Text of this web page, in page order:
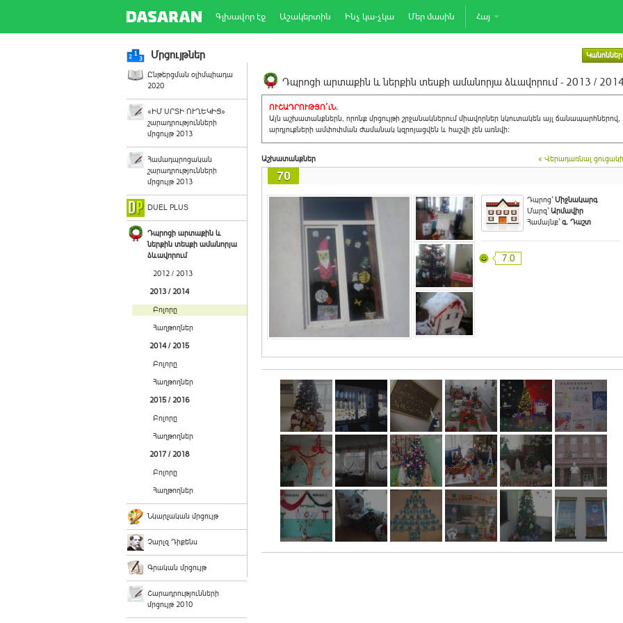
Գլխավոր էջ Աշակերտին Ինչ կա-չկա Մեր մասին Հայ
Մրցույթներ Կանոններ
Ընթերցման օլիմպիադա
2020
«ԻՄ ՍՐՏԻ ՈՒՂԵԿԻՑ»
շարադրությունների
մրցույթ 2013
Համադպրոցական
շարադրությունների
մրցույթ 2013
DUEL PLUS
Դպրոցի արտաքին և
ներքին տեսքի ամանորյա
ձևավորում
2012 / 2013
2013 / 2014
Բոլորը
Հաղթողներ
2014 / 2015
Բոլորը
Հաղթողներ
2015 / 2016
Բոլորը
Հաղթողներ
2017 / 2018
Բոլորը
Հաղթողներ
Նկարչական մրցույթ
Չարլզ Դիքենս
Գրական մրցույթ
Շարադրությունների
մրցույթ 2010
Դպրոցի արտաքին և ներքին տեսքի ամանորյա ձևավորում - 2013 / 2014
ՈՒՇԱԴՐՈՒԹՅՈ´ւՆ.
Այն աշխատանքներն, որոնք մրցույթի շրջանակներում միավորներ կկուտակեն այլ ճանապարհներով,
արդյուքների ամփոփման ժամանակ կզրոյացվեն և հաշվի չեն առնվի:
Աշխատանքներ « Վերադառնալ
70
Դպրոց`Միջնակարգ
Մարզ`Արմավիր
Համայնք`գ. Դաշտ
7.0